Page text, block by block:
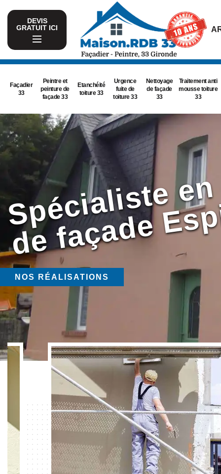
DEVIS
GRATUIT ICI
Façadier
33
Peintre et
peinture de
façade 33
Etanchéité
toiture 33
Urgence
fuite de
toiture 33
Nettoyage
de façade
33
Traitement anti
mousse toiture
33
NOS RÉALISATIONS